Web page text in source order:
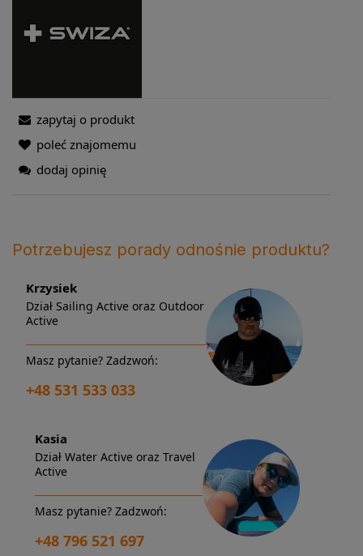
zapytaj o produkt
poleć znajomemu
dodaj opinię
Potrzebujesz porady odnośnie produktu?
Krzysiek
Dział Sailing Active oraz Outdoor
Active
Masz pytanie? Zadzwoń:
+48 531 533 033
Kasia
Dział Water Active oraz Travel
Active
Masz pytanie? Zadzwoń:
+48 796 521 697